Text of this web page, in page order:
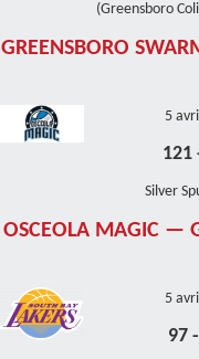
(Greensboro
GREENSBORO
5
121
Silver
OSCEOLA MAGIC —
5
97-